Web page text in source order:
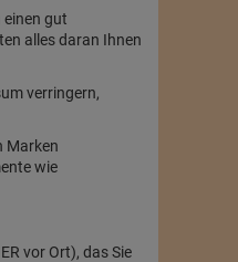
gut
alles daran Ihnen
verringern,
Marken
wie
vor Ort), das Sie